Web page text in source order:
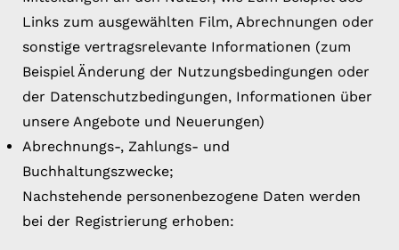
Links zum ausgewählten Film, Abrechnungen oder
sonstige vertragsrelevante Informationen (zum
Beispiel Änderung der Nutzungsbedingungen oder
der Datenschutzbedingungen, Informationen über
unsere Angebote und Neuerungen)
Abrechnungs-, Zahlungs- und
Buchhaltungszwecke;
Nachstehende personenbezogene Daten werden
bei der Registrierung erhoben: